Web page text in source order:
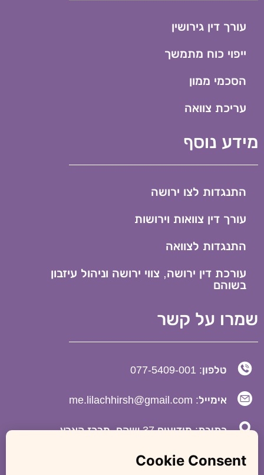
עורך דין גירושין
ייפוי כוח מתמשך
הסכמי ממון
עריכת צוואה
מידע נוסף
התנגדות לצו ירושה
עורך דין צוואות וירושות
התנגדות לצוואה
עורכת דין ירושה, צווי ירושה וניהול עיזבון
בשוהם
שמרו על קשר
טלפון: 077-5409-001
אימייל: me.lilachhirsh@gmail.com
כתובת: מודיעים 37 שוהם, מרכז הארץ